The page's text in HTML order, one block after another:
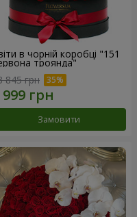
в чорній коробці "151
троянда"
845 грн
Замовити